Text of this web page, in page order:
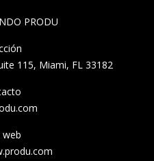
PRODU
115, Miami, FL 33182
web